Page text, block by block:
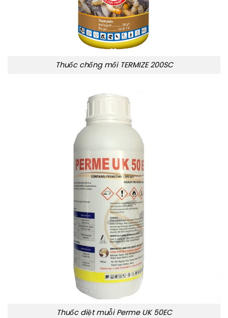
Thuốc chống mối TERMIZE 200SC
Thuốc diệt muỗi Perme UK 50EC